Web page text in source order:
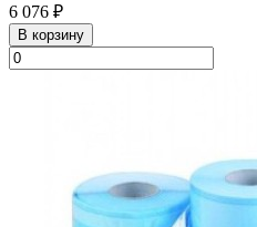
6 076 ₽
В корзину